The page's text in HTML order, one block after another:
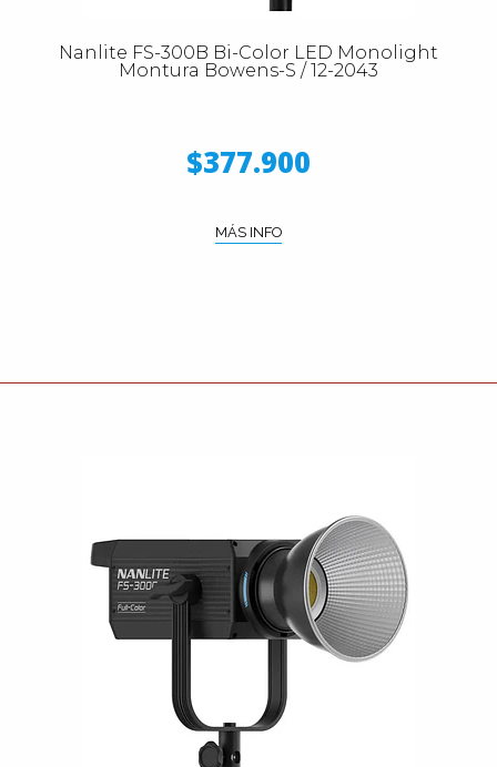
Nanlite FS-300B Bi-Color LED Monolight
Montura Bowens-S / 12-2043
$377.900
MÁS INFO